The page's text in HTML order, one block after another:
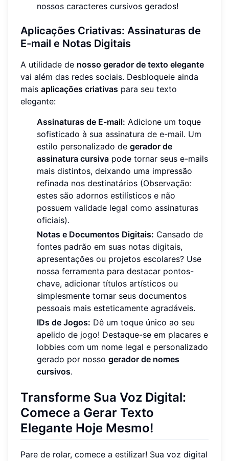
nossos caracteres cursivos gerados!
Aplicações Criativas: Assinaturas de
E-mail e Notas Digitais
A utilidade de nosso gerador de texto elegante
vai além das redes sociais. Desbloqueie ainda
mais aplicações criativas para seu texto
elegante:
Assinaturas de E-mail: Adicione um toque
sofisticado à sua assinatura de e-mail. Um
estilo personalizado de gerador de
assinatura cursiva pode tornar seus e-mails
mais distintos, deixando uma impressão
refinada nos destinatários (Observação:
estes são adornos estilísticos e não
possuem validade legal como assinaturas
oficiais).
Notas e Documentos Digitais: Cansado de
fontes padrão em suas notas digitais,
apresentações ou projetos escolares? Use
nossa ferramenta para destacar pontos-
chave, adicionar títulos artísticos ou
simplesmente tornar seus documentos
pessoais mais esteticamente agradáveis.
IDs de Jogos: Dê um toque único ao seu
apelido de jogo! Destaque-se em placares e
lobbies com um nome legal e personalizado
gerado por nosso gerador de nomes
cursivos.
Transforme Sua Voz Digital:
Comece a Gerar Texto
Elegante Hoje Mesmo!
Pare de rolar, comece a estilizar! Sua voz digital